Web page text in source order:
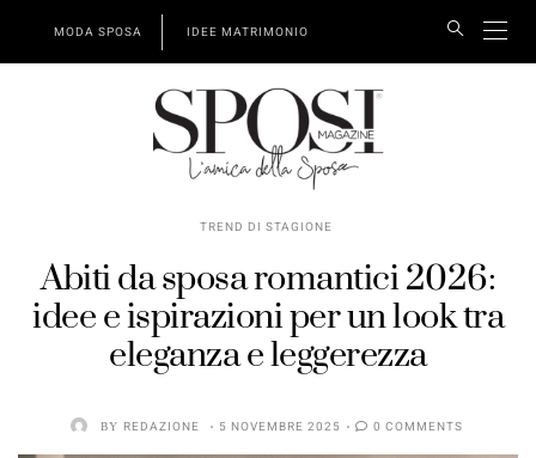
MODA SPOSA IDEE MATRIMONIO
TREND DI STAGIONE
Abiti da sposa romantici 2026:
idee e ispirazioni per un look tra
eleganza e leggerezza
BY REDAZIONE 5 NOVEMBRE 2025 0 COMMENTS